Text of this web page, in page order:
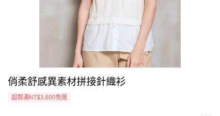
俏柔舒感異素材拼接針織衫
超取滿NT$3,600免運